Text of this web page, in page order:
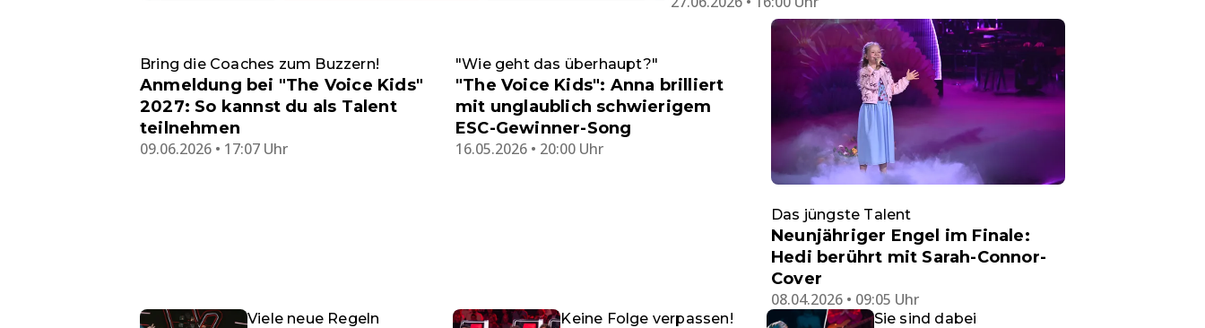
Bring die Coaches zum Buzzern!
Anmeldung bei "The Voice Kids"
2027: So kannst du als Talent
teilnehmen
09.06.2026 • 17:07 Uhr
"Wie geht das überhaupt?"
"The Voice Kids": Anna brilliert
mit unglaublich schwierigem
ESC-Gewinner-Song
16.05.2026 • 20:00 Uhr
Das jüngste Talent
Neunjähriger Engel im Finale:
Hedi berührt mit Sarah-Connor-
Cover
08.04.2026 • 09:05 Uhr
Viele neue Regeln Keine Folge verpassen! Sie sind dabei